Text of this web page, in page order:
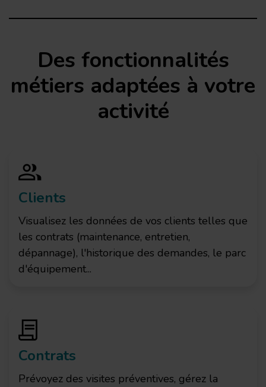
Des fonctionnalités
métiers adaptées à votre
activité
Clients
Visualisez les données de vos clients telles que
les contrats (maintenance, entretien,
dépannage), l'historique des demandes, le parc
d'équipement...
Contrats
Prévoyez des visites préventives, gérez la